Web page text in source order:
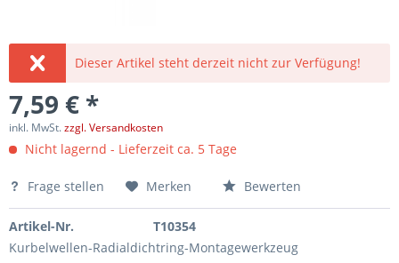
Dieser Artikel steht derzeit nicht zur Verfügung!
7,59 € *
inkl. MwSt.zzgl. Versandkosten
Nicht lagernd - Lieferzeit ca. 5 Tage
Frage stellen Merken Bewerten
Artikel-Nr.
T10354
Kurbelwellen-Radialdichtring-Montagewerkzeug